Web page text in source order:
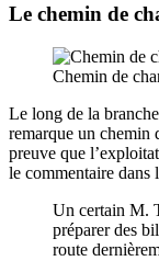
Le chemin de
Chemin de
Le long de la
remarque un chemin
preuve que
le commentaire dans
Un certain M.
préparer des
route